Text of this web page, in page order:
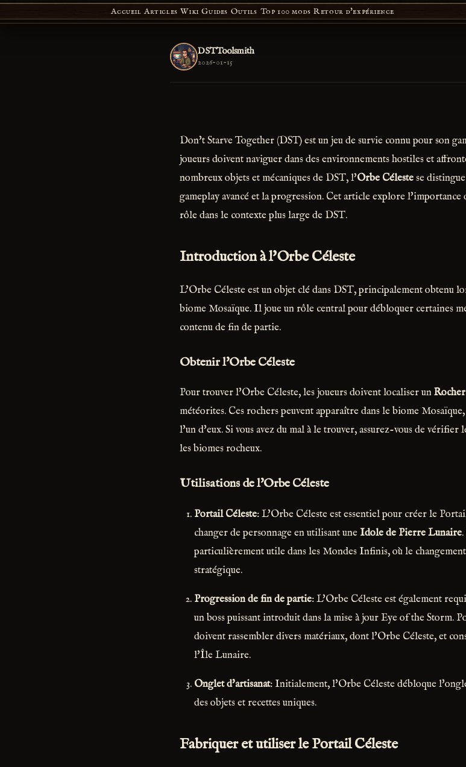
Accueil Articles Wiki Guides Outils Top 100 mods Retour d'expérience
DSTToolsmith
2026-01-15
Don't Starve Together (DST) est un jeu de survie connu pour son
joueurs doivent naviguer dans des environnements hostiles et
nombreux objets et mécaniques de DST, l'Orbe Célestese
gameplay avancé et la progression. Cet article explore
rôle dans le contexte plus large de DST.
Introduction à l'Orbe Céleste
L'Orbe Céleste est un objet clé dans DST, principalement obtenu
biome Mosaïque. Il joue un rôle central pour débloquer certaines
contenu de fin de partie.
Obtenir l'Orbe Céleste
Pour trouver l'Orbe Céleste, les joueurs doivent localiser unRocher
météorites. Ces rochers peuvent apparaître dans le biome
l'un d'eux. Si vous avez du mal à le trouver, assurez-vous de vérifier
les biomes rocheux.
Utilisations de l'Orbe Céleste
Portail Céleste: L'Orbe Céleste est essentiel pour créer le
changer de personnage en utilisant une Idole de Pierre Lunaire
particulièrement utile dans les Mondes Infinis, où le
stratégique.
Progression de fin de partie: L'Orbe Céleste est également
un boss puissant introduit dans la mise à jour Eye of the Storm.
doivent rassembler divers matériaux, dont l'Orbe Céleste, et
l'Île Lunaire.
Onglet d'artisanat: Initialement, l'Orbe Céleste débloque
des objets et recettes uniques.
Fabriquer et utiliser le Portail Céleste